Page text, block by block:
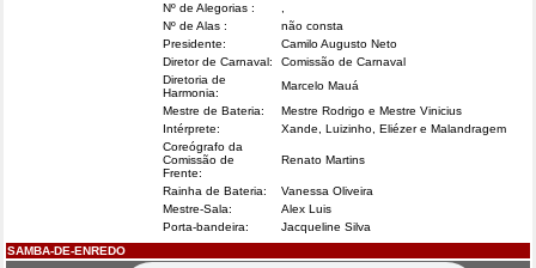
Nº de Alegorias :
Nº de Alas :
não consta
Presidente:
Camilo Augusto Neto
Diretor de Carnaval:
Comissão de Carnaval
Diretoria de
Harmonia:
Marcelo Mauá
Mestre de Bateria:
Mestre Rodrigo e Mestre Vinicius
Intérprete:
Xande, Luizinho, Eliézer e Malandragem
Coreógrafo da
Comissão de
Frente:
Renato Martins
Rainha de Bateria:
Vanessa Oliveira
Mestre-Sala:
Alex Luis
Porta-bandeira:
Jacqueline Silva
SAMBA-DE-ENREDO